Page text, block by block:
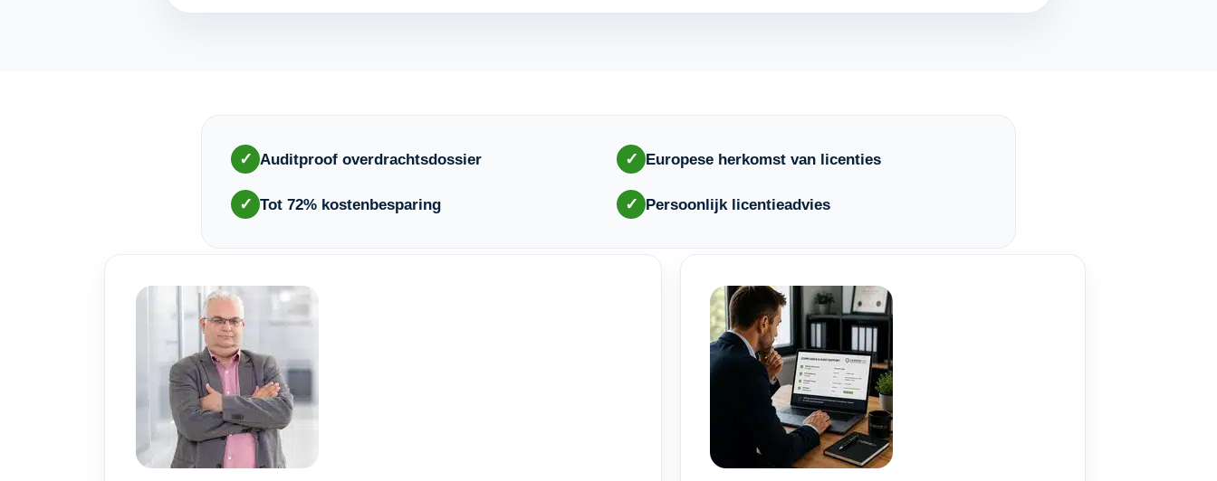
✓ Auditproof overdrachtsdossier ✓ Europese herkomst van licenties
✓ Tot 72% kostenbesparing ✓ Persoonlijk licentieadvies